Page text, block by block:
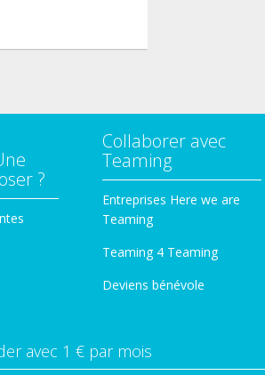
?
Collaborer avec
Teaming
Entreprises Here we are
Teaming
Teaming 4 Teaming
Deviens bénévole
avec 1 € par mois